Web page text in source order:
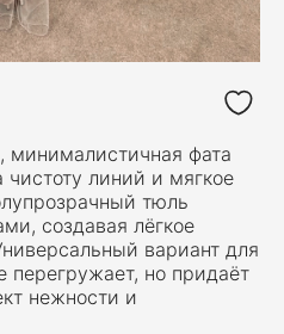
минималистичная фата
чистоту линий и мягкое
тюль
создавая лёгкое
вариант для
перегружает, но придаёт
нежности и